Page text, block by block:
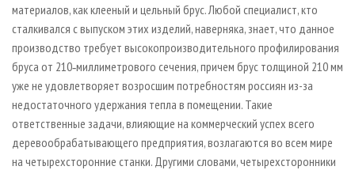
материалов, как клееный и цельный брус. Любой специалист, кто
сталкивался с выпуском этих изделий, наверняка, знает, что данное
производство требует высокопроизводительного профилирования
бруса от 210‑миллиметрового сечения, причем брус толщиной 210 мм
уже не удовлетворяет возросшим потребностям россиян из-за
недостаточного удержания тепла в помещении. Такие
ответственные задачи, влияющие на коммерческий успех всего
деревообрабатывающего предприятия, возлагаются во всем мире
на четырехсторонние станки. Другими словами, четырехсторонники